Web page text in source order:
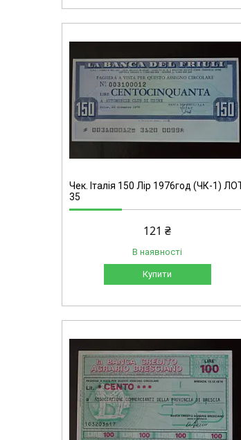
Чек. Італія 150 Лір 1976год (ЧК-1)
35
121 ₴
В наявності
Купити